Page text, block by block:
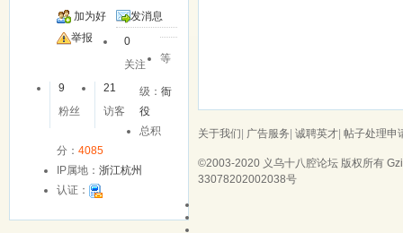
加为好
友
发消息
举报
0
关注
9
粉丝
21
访客
等
级：衙
役
总积
分： 4085
IP属地： 浙江杭州
认证：
关于我们 广告服务 诚聘英才 帖子处理申
©2003-2020 义乌十八腔论坛 版权所有
33078202002038号